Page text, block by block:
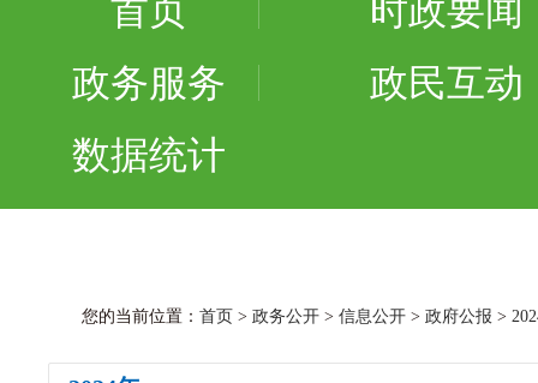
首页
时政要闻
政务服务
政民互动
数据统计
您的当前位置： 首页 > 政务公开 > 信息公开 > 政府公报 >